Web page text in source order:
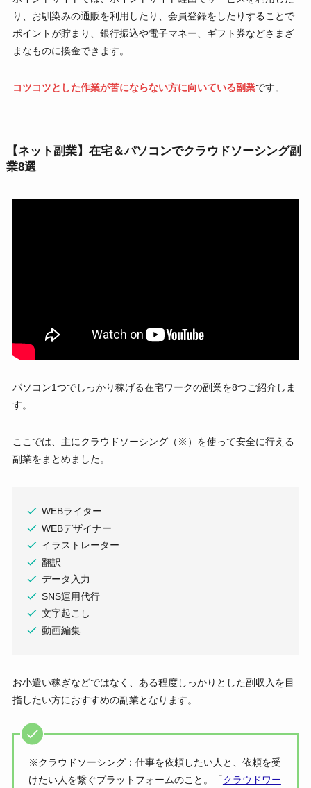
り、お馴染みの通販を利用したり、会員登録をしたりすることで
ポイントが貯まり、銀行振込や電子マネー、ギフト券などさまざ
まなものに換金できます。
コツコツとした作業が苦にならない方に向いている副業です。
【ネット副業】在宅＆パソコンでクラウドソーシング副
業8選
パソコン1つでしっかり稼げる在宅ワークの副業を8つご紹介しま
す。
ここでは、主にクラウドソーシング（※）を使って安全に行える
副業をまとめました。
WEBライター
WEBデザイナー
イラストレーター
翻訳
データ入力
SNS運用代行
文字起こし
動画編集
お小遣い稼ぎなどではなく、ある程度しっかりとした副収入を目
指したい方におすすめの副業となります。
※クラウドソーシング：仕事を依頼したい人と、依頼を受
けたい人を繋ぐプラットフォームのこと。「クラウドワー